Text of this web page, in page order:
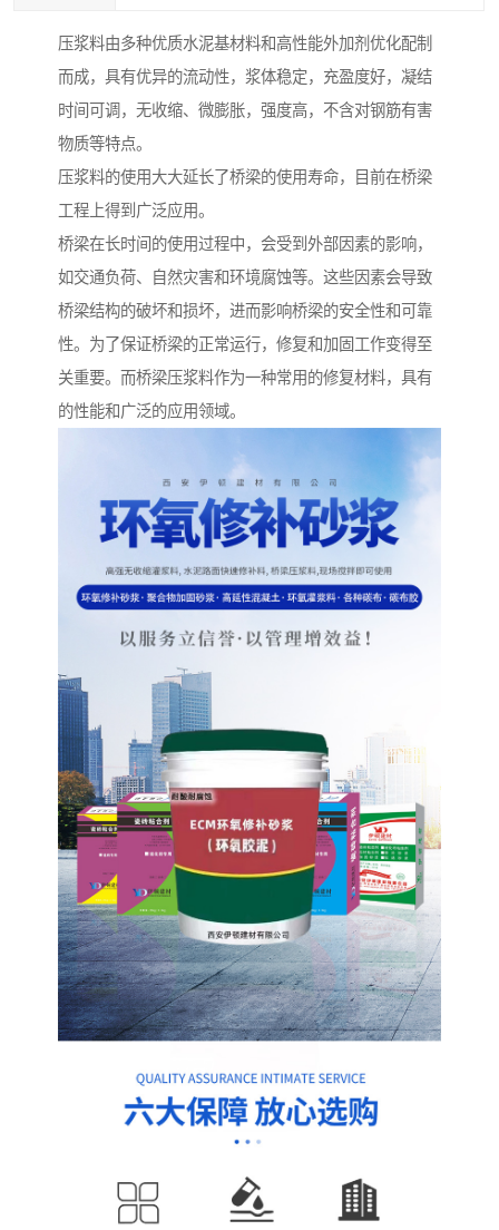
压浆料由多种优质水泥基材料和高性能外加剂优化配制
而成，具有优异的流动性，浆体稳定，充盈度好，凝结
时间可调，无收缩、微膨胀，强度高，不含对钢筋有害
物质等特点。
压浆料的使用大大延长了桥梁的使用寿命，目前在桥梁
工程上得到广泛应用。
桥梁在长时间的使用过程中，会受到外部因素的影响，
如交通负荷、自然灾害和环境腐蚀等。这些因素会导致
桥梁结构的破坏和损坏，进而影响桥梁的安全性和可靠
性。为了保证桥梁的正常运行，修复和加固工作变得至
关重要。而桥梁压浆料作为一种常用的修复材料，具有
的性能和广泛的应用领域。